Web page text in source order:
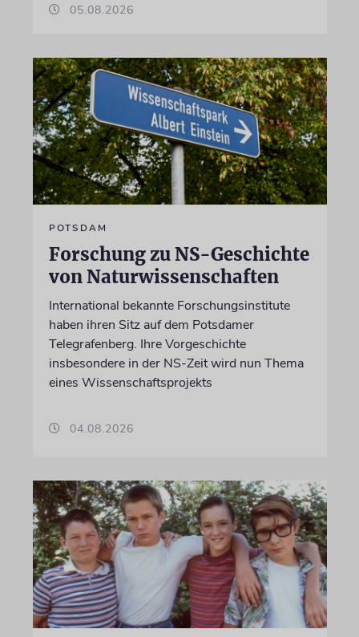
05.08.2026
POTSDAM
Forschung zu NS-Geschichte
von Naturwissenschaften
International bekannte Forschungsinstitute
haben ihren Sitz auf dem Potsdamer
Telegrafenberg. Ihre Vorgeschichte
insbesondere in der NS-Zeit wird nun Thema
eines Wissenschaftsprojekts
04.08.2026